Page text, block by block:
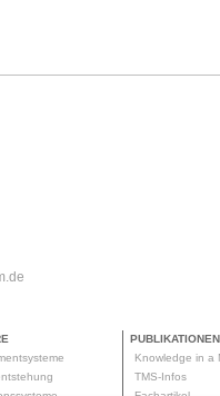
PUBLIKATIONEN
Knowledge in a
TMS-Infos